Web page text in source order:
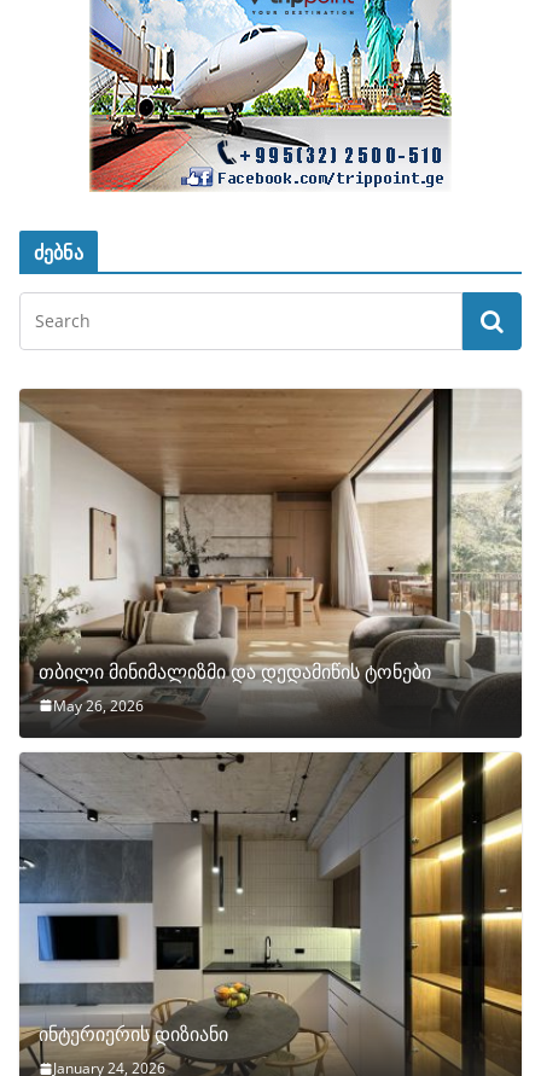
ძებნა
თბილი მინიმალიზმი და დედამიწის ტონები
May 26, 2026
ინტერიერის დიზიანი
January 24, 2026